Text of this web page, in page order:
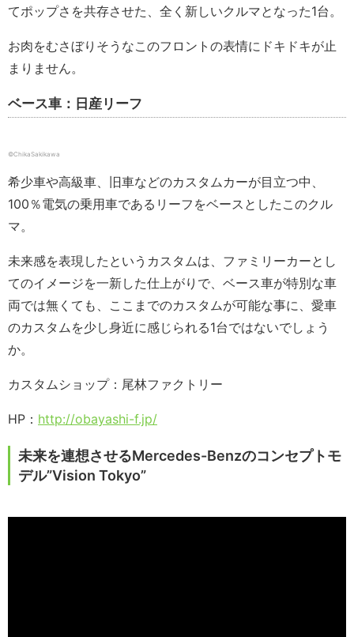
てポップさを共存させた、全く新しいクルマとなった1台。
お肉をむさぼりそうなこのフロントの表情にドキドキが止
まりません。
ベース車：日産リーフ
©ChikaSakikawa
希少車や高級車、旧車などのカスタムカーが目立つ中、
100％電気の乗用車であるリーフをベースとしたこのクル
マ。
未来感を表現したというカスタムは、ファミリーカーとし
てのイメージを一新した仕上がりで、ベース車が特別な車
両では無くても、ここまでのカスタムが可能な事に、愛車
のカスタムを少し身近に感じられる1台ではないでしょう
か。
カスタムショップ：尾林ファクトリー
HP： http://obayashi-f.jp/
未来を連想させるMercedes-Benzのコンセプトモ
デル”Vision Tokyo”